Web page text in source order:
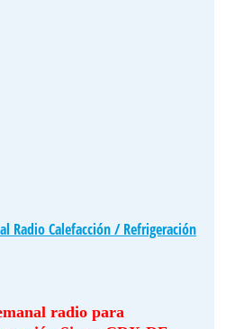
Radio Calefacción / Refrigeración
radio para